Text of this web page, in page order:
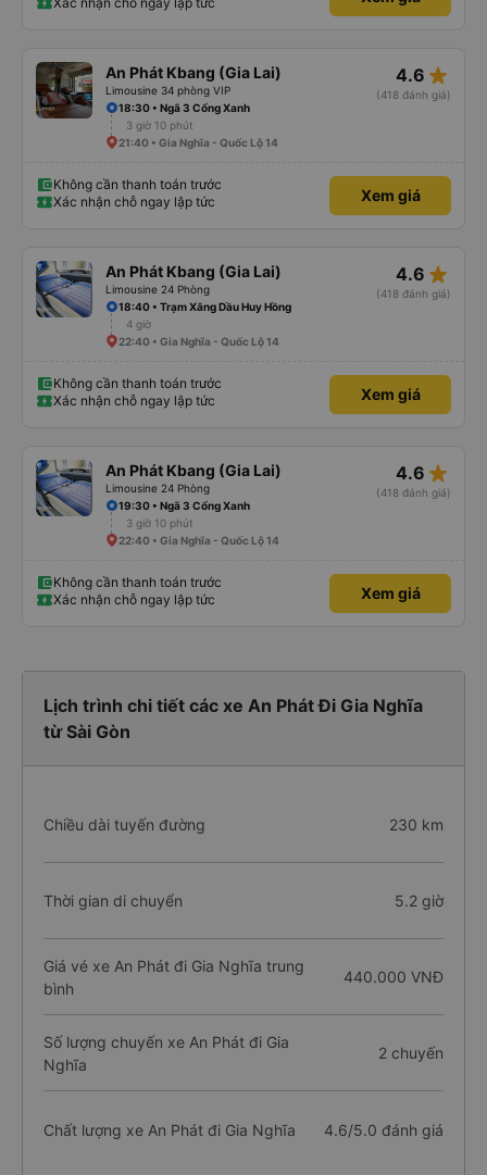
An Phát Kbang (Gia Lai)
Limousine 34 phòng VIP
4.6 star_rate
(418 đánh giá)
18:30 • Ngã 3 Cổng Xanh
3 giờ 10 phút
21:40 • Gia Nghĩa - Quốc Lộ 14
Không cần thanh toán trước
Xác nhận chỗ ngay lập tức
Xem giá
An Phát Kbang (Gia Lai)
Limousine 24 Phòng
4.6 star_rate
(418 đánh giá)
18:40 • Trạm Xăng Dầu Huy Hồng
4 giờ
22:40 • Gia Nghĩa - Quốc Lộ 14
Không cần thanh toán trước
Xác nhận chỗ ngay lập tức
Xem giá
An Phát Kbang (Gia Lai)
Limousine 24 Phòng
4.6 star_rate
(418 đánh giá)
19:30 • Ngã 3 Cổng Xanh
3 giờ 10 phút
22:40 • Gia Nghĩa - Quốc Lộ 14
Không cần thanh toán trước
Xác nhận chỗ ngay lập tức
Xem giá
Lịch trình chi tiết các xe An Phát Đi Gia Nghĩa
từ Sài Gòn
Chiều dài tuyến đường 230 km
Thời gian di chuyển 5.2 giờ
Giá vé xe An Phát đi Gia Nghĩa trung
bình
440.000 VNĐ
Số lượng chuyến xe An Phát đi Gia
Nghĩa
2 chuyến
Chất lượng xe An Phát đi Gia Nghĩa 4.6/5.0 đánh giá